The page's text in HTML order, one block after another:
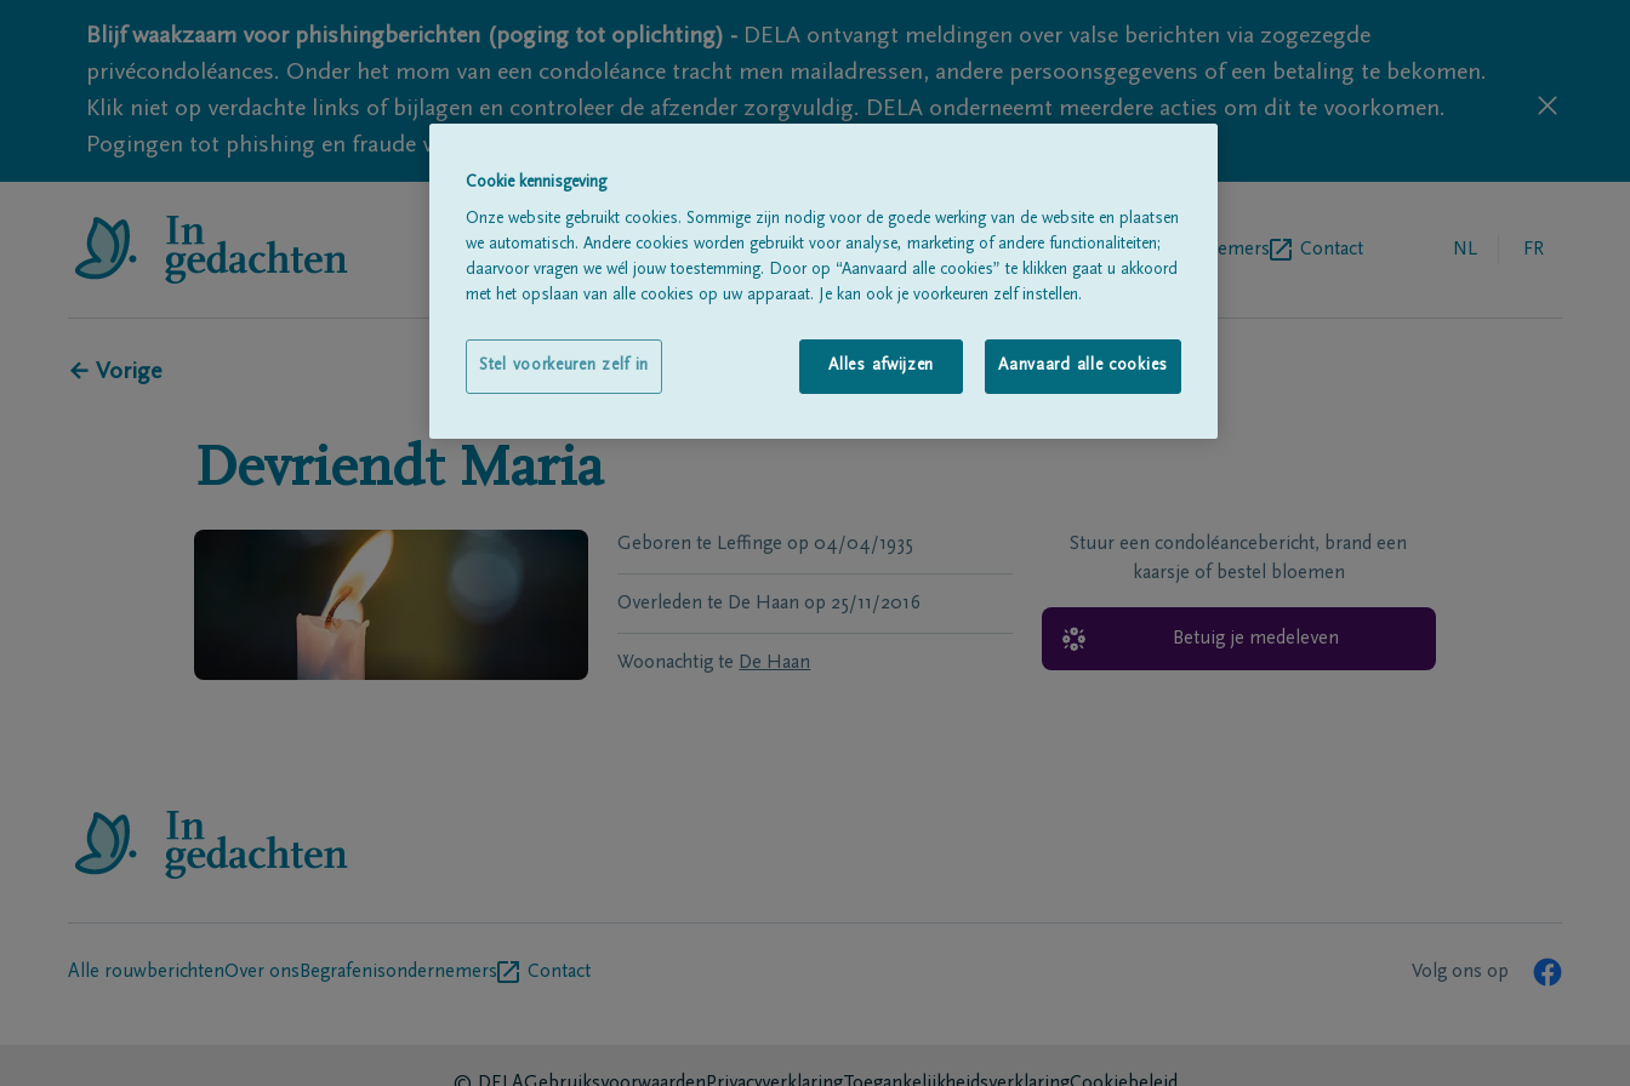
Blijf waakzaam voor phishingberichten (poging tot oplichting) - DELA ontvangt meldingen over valse berichten via zogezegde
privécondoléances. Onder het mom van een condoléance tracht men mailadressen, andere persoonsgegevens of een betaling te bekomen.
Klik niet op verdachte links of bijlagen en controleer de afzender zorgvuldig. DELA onderneemt meerdere acties om dit te voorkomen.
Pogingen tot phishing en fraude vallen echter nooit volledig uit te sluiten, dus blijf waakzaam.
Alle rouwberichten Over onsBegrafenisondernemers Contact NL FR
← Vorige
Devriendt Maria
Geboren te Leffinge op 04/04/1935
Overleden te De Haan op 25/11/2016
Woonachtig te De Haan
Stuur een condoléancebericht, brand een
kaarsje of bestel bloemen
Betuig je medeleven
Alle rouwberichtenOver ons Begrafenisondernemers Contact Volg ons op
Cookie kennisgeving
Onze website gebruikt cookies. Sommige zijn nodig voor de goede werking van de website en plaatsen
we automatisch. Andere cookies worden gebruikt voor analyse, marketing of andere functionaliteiten;
daarvoor vragen we wél jouw toestemming. Door op “Aanvaard alle cookies” te klikken gaat u akkoord
met het opslaan van alle cookies op uw apparaat. Je kan ook je voorkeuren zelf instellen.
Alles afwijzen Aanvaard alle cookies
Stel voorkeuren zelf in